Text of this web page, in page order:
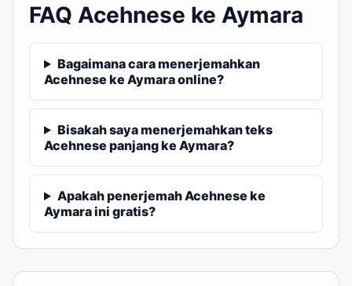
FAQ Acehnese ke Aymara
Bagaimana cara menerjemahkan
Acehnese ke Aymara online?
Bisakah saya menerjemahkan teks
Acehnese panjang ke Aymara?
Apakah penerjemah Acehnese ke
Aymara ini gratis?